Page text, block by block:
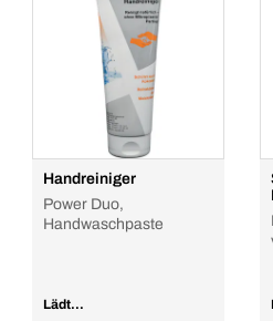
Handreiniger
Power Duo,
Handwaschpaste
Lädt...